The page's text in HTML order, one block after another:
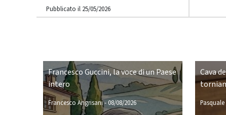
Pubblicato il 25/05/2026
Francesco Guccini, la voce di un Paese
intero
Francesco Angrisani-08/08/2026
Cava